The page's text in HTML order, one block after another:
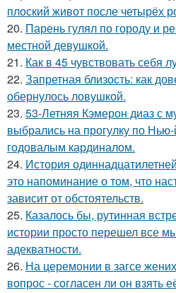
плоский живот после четырёх
20. Парень гулял по городу и
местной девушкой.
21. Как в 45 чувствовать себя
22. Запретная близость: как
обернулось ловушкой.
23. 53-Летняя Кэмерон диаз с
выбрались на прогулку по
годовалым кардиналом.
24. История
это напоминание о том, что
зависит от обстоятельств.
25. Казалось бы, рутинная
истории просто перешел все
адекватности.
26. На церемонии в загсе
вопрос - согласен ли он взять